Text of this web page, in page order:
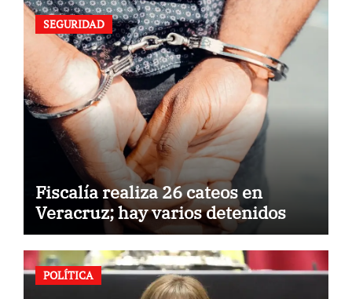
SEGURIDAD
Fiscalía realiza 26 cateos en
Veracruz; hay varios detenidos
POLÍTICA